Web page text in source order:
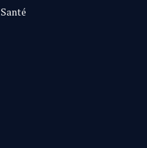
Santé